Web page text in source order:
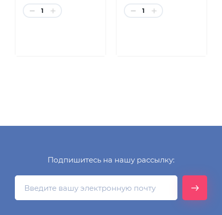
1 1
Подпишитесь на нашу рассылку: